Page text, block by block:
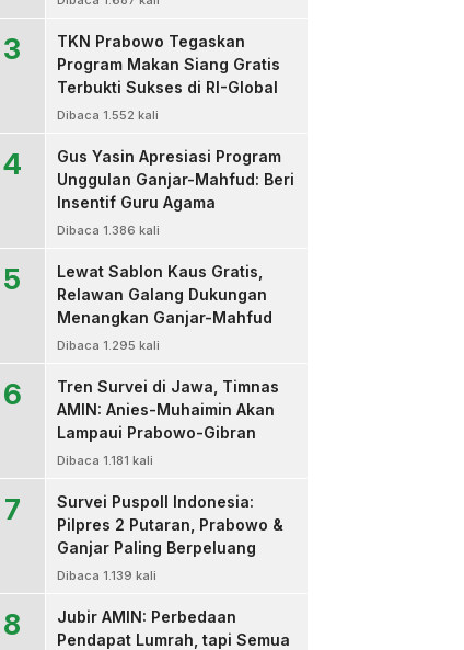
3
TKN Prabowo Tegaskan
Program Makan Siang Gratis
Terbukti Sukses di RI-Global
Dibaca 1.552 kali
4
Gus Yasin Apresiasi Program
Unggulan Ganjar-Mahfud: Beri
Insentif Guru Agama
Dibaca 1.386 kali
5
Lewat Sablon Kaus Gratis,
Relawan Galang Dukungan
Menangkan Ganjar-Mahfud
Dibaca 1.295 kali
6
Tren Survei di Jawa, Timnas
AMIN: Anies-Muhaimin Akan
Lampaui Prabowo-Gibran
Dibaca 1.181 kali
7
Survei Puspoll Indonesia:
Pilpres 2 Putaran, Prabowo &
Ganjar Paling Berpeluang
Dibaca 1.139 kali
8
Jubir AMIN: Perbedaan
Pendapat Lumrah, tapi Semua